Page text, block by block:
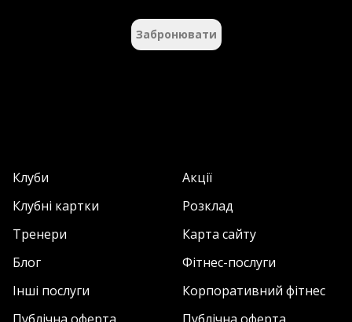
Забронювати
Клуби
Акції
Клубні картки
Розклад
Тренери
Карта сайту
Блог
Фітнес-послуги
Інші послуги
Корпоративний фітнес